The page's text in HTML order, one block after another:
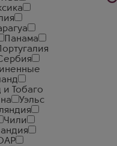
Панама
Португалия
и Тобаго
Уэльс
Чили